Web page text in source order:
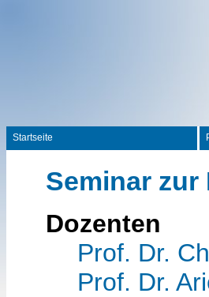
Startseite
Seminar
Dozenten
Prof. Dr.
Prof. Dr.